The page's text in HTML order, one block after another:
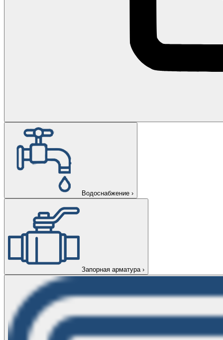
Водоснабжение ›
Запорная арматура ›